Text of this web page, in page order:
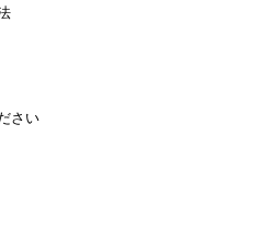
さい